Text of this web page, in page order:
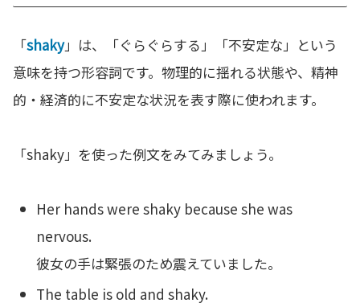
「shaky」は、「ぐらぐらする」「不安定な」という
意味を持つ形容詞です。物理的に揺れる状態や、精神
的・経済的に不安定な状況を表す際に使われます。
「shaky」を使った例文をみてみましょう。
Her hands were shaky because she was
nervous.
彼女の手は緊張のため震えていました。
The table is old and shaky.